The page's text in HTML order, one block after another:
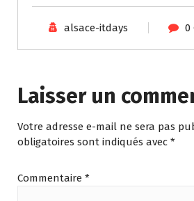
alsace-itdays 0
Laisser un
Votre adresse e-mail ne sera pas
obligatoires sont indiqués avec *
Commentaire *